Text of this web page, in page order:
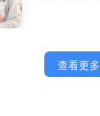
查看更多